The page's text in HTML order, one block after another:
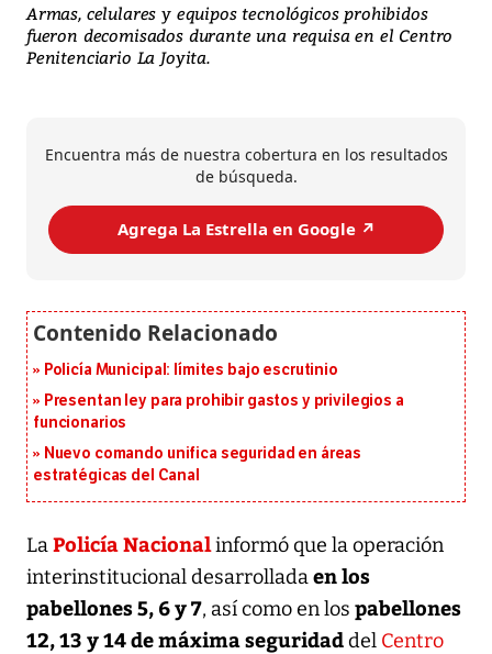
Armas, celulares y equipos tecnológicos prohibidos
fueron decomisados durante una requisa en el Centro
Penitenciario La Joyita.
Encuentra más de nuestra cobertura en los resultados
de búsqueda.
Agrega La Estrella en Google ↗️
Policía Municipal: límites bajo escrutinio
Presentan ley para prohibir gastos y privilegios a
funcionarios
Nuevo comando unifica seguridad en áreas
estratégicas del Canal
LaPolicía Nacionalinformó que la operación
interinstitucional desarrolladaen los
pabellones 5, 6 y 7, así como en los pabellones
12, 13 y 14 de máxima seguridaddel Centro